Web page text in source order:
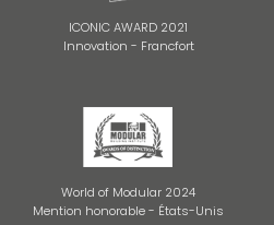
ICONIC AWARD 2021
Innovation - Francfort
World of Modular 2024
Mention honorable - États-Unis